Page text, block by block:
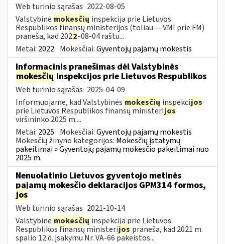
Web turinio sąrašas 2022-08-05
Valstybinė mokesčių inspekcija prie Lietuvos
Respublikos finansų ministerijos (toliau — VMI prie FM)
praneša, kad 2022-08-04 raštu...
Metai: 2022 Mokesčiai:Gyventojų pajamų mokestis
Informacinis pranešimas dėl Valstybinės
mokesčių inspekcijos prie Lietuvos Respublikos
Web turinio sąrašas 2025-04-09
Informuojame, kad Valstybinės mokesčių inspekcijos
prie Lietuvos Respublikos finansų ministerijos
viršininko 2025 m....
Metai: 2025 Mokesčiai:Gyventojų pajamų mokestis
Mokesčių žinyno kategorijos: Mokesčių įstatymų
pakeitimai » Gyventojų pajamų mokesčio pakeitimai nuo
2025 m.
Nenuolatinio Lietuvos gyventojo metinės
pajamų mokesčio deklaracijos GPM314 formos,
jos
Web turinio sąrašas 2021-10-14
Valstybinė mokesčių inspekcija prie Lietuvos
Respublikos finansų ministerijos praneša, kad 2021 m.
spalio 12 d. įsakymu Nr. VA-66 pakeistos...